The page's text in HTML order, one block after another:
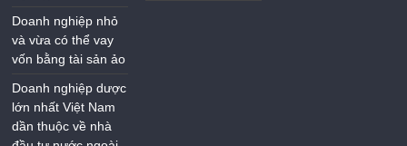
Doanh nghiệp nhỏ
và vừa có thể vay
vốn bằng tài sản ảo
Doanh nghiệp dược
lớn nhất Việt Nam
dần thuộc về nhà